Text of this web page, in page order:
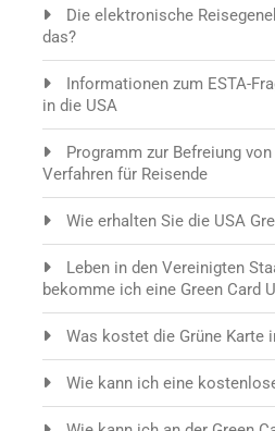
Die elektronische
das?
Informationen zum ESTA-
in die USA
Programm zur Befreiung
Verfahren für Reisende
Wie erhalten Sie die USA
Leben in den Vereinigten
bekomme ich eine Green Card
Was kostet die Grüne Karte
Wie kann ich eine